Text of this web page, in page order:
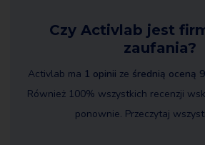
Czy Activlab jest
zaufania?
Activlab ma 1 opinii ze średnią oceną 9
Również 100% wszystkich recenzji
ponownie. Przeczytaj